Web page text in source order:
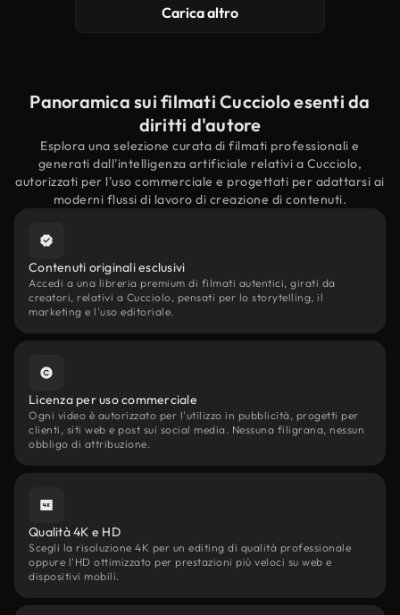
Carica altro
Panoramica sui filmati Cucciolo esenti da
diritti d'autore
Esplora una selezione curata di filmati professionali e
generati dall'intelligenza artificiale relativi a Cucciolo,
autorizzati per l'uso commerciale e progettati per adattarsi ai
moderni flussi di lavoro di creazione di contenuti.
Contenuti originali esclusivi
Accedi a una libreria premium di filmati autentici, girati da
creatori, relativi a Cucciolo, pensati per lo storytelling, il
marketing e l'uso editoriale.
Licenza per uso commerciale
Ogni video è autorizzato per l'utilizzo in pubblicità, progetti per
clienti, siti web e post sui social media. Nessuna filigrana, nessun
obbligo di attribuzione.
Qualità 4K e HD
Scegli la risoluzione 4K per un editing di qualità professionale
oppure l'HD ottimizzato per prestazioni più veloci su web e
dispositivi mobili.